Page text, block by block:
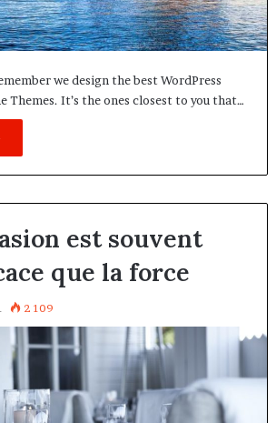
we design the best WordPress
Themes. It’s the ones closest to you that…
est souvent
que la force
2 109